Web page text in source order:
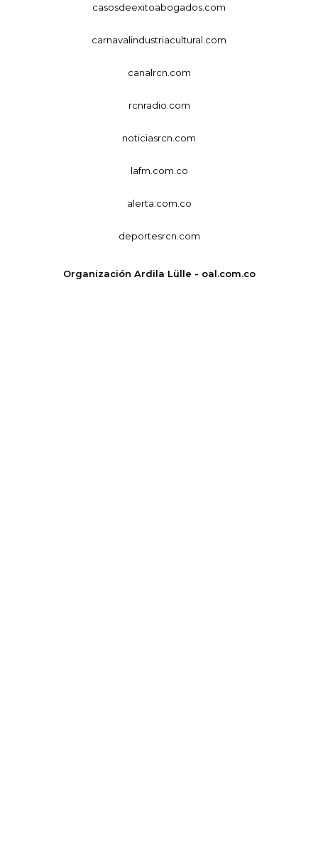
casosdeexitoabogados.com
carnavalindustriacultural.com
canalrcn.com
rcnradio.com
noticiasrcn.com
lafm.com.co
alerta.com.co
deportesrcn.com
Organización Ardila Lülle - oal.com.co